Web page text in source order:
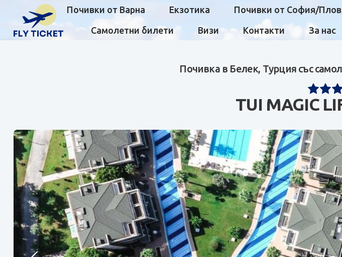
Почивки от Варна Екзотика Почивки от София/
Самолетни билети Визи Контакти За нас
Почивка в Белек, Турция със
TUI MAGIC